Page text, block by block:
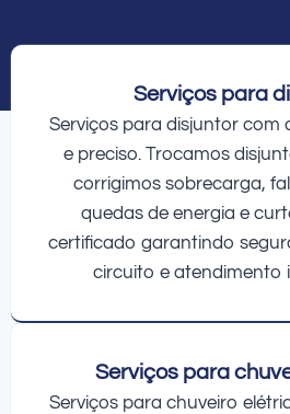
Serviços para
Serviços para disjuntor com
e preciso. Trocamos
corrigimos sobrecarga,
quedas de energia e
certificado garantindo
circuito e atendimento
Serviços para
Serviços para chuveiro